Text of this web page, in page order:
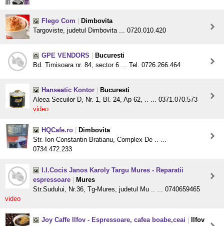
Flego Com
Dimbovita
Targoviste, judetul Dimbovita ... 0720.010.420
GPE VENDORS
Bucuresti
Bd. Timisoara nr. 84, sector 6 ... Tel. 0726.266.464
Hanseatic Kontor
Bucuresti
Aleea Secuilor D, Nr. 1, Bl. 24, Ap 62, .. ... 0371.070.573
video
HQCafe.ro
Dimbovita
Str. Ion Constantin Bratianu, Complex De .. ...
0734.472.233
I.I.Cocis Janos Karoly Targu Mures - Reparatii
espressoare
Mures
Str.Sudului, Nr.36, Tg-Mures, judetul Mu .. ... 0740659465
video
Joy Caffe Ilfov - Espressoare, cafea boabe,ceai
Ilfov